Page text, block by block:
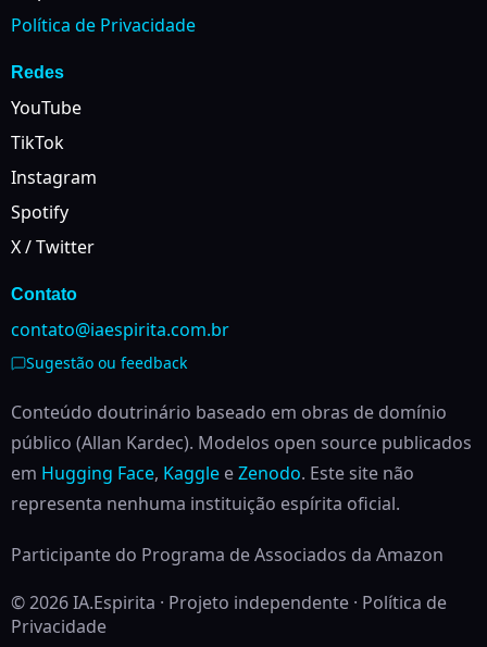
Política de Privacidade
Redes
YouTube
TikTok
Instagram
Spotify
X / Twitter
Contato
contato@iaespirita.com.br
Sugestão ou feedback
Conteúdo doutrinário baseado em obras de domínio
público (Allan Kardec). Modelos open source publicados
em Hugging Face, Kaggle eZenodo. Este site não
representa nenhuma instituição espírita oficial.
Participante do Programa de Associados da Amazon
© 2026 IA.Espirita · Projeto independente · Política de
Privacidade